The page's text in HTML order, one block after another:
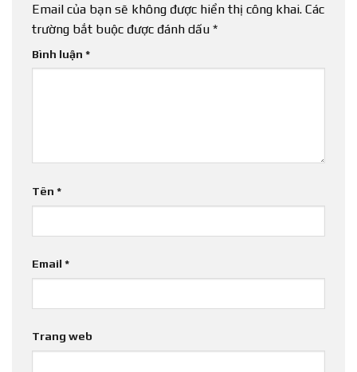
Email của bạn sẽ không được hiển thị công khai. Các
trường bắt buộc được đánh dấu *
Bình luận *
Tên *
Email *
Trang web